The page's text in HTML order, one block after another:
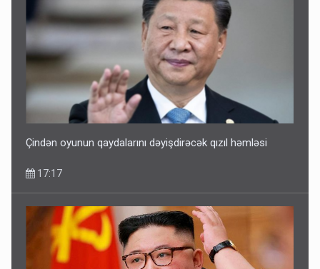
Çindən oyunun qaydalarını dəyişdirəcək qızıl həmləsi
17:17